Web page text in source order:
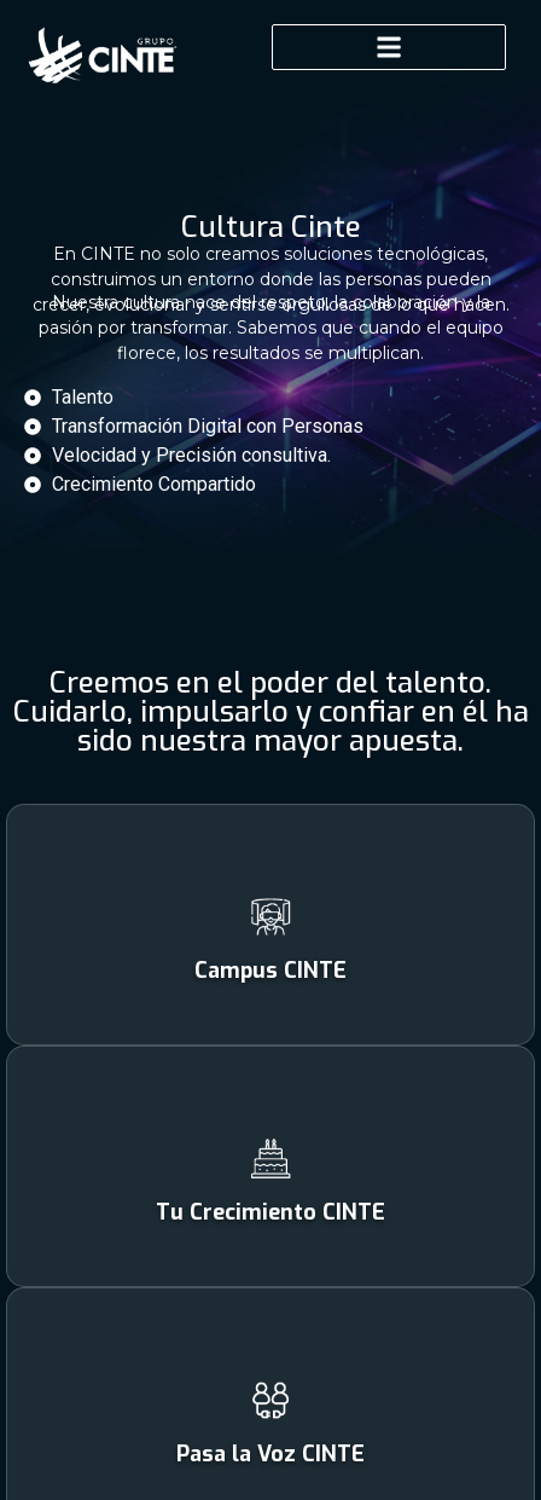
Cultura Cinte
En CINTE no solo creamos soluciones tecnológicas,
construimos un entorno donde las personas pueden
crecer, evolucionar y sentirse orgullosas de lo que hacen.
Nuestra cultura nace del respeto, la colaboración y la
pasión por transformar. Sabemos que cuando el equipo
florece, los resultados se multiplican.
Talento
Transformación Digital con Personas
Velocidad y Precisión consultiva.
Crecimiento Compartido
Creemos en el poder del talento.
Cuidarlo, impulsarlo y confiar en él ha
sido nuestra mayor apuesta.
Campus CINTE
Tu Crecimiento CINTE
Pasa la Voz CINTE